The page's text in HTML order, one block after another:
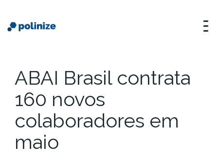
ABAI Brasil contrata
160 novos
colaboradores em
maio